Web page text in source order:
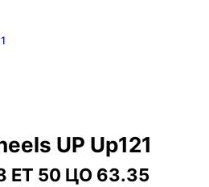
UP Up121
ЕТ 50 ЦО 63.35